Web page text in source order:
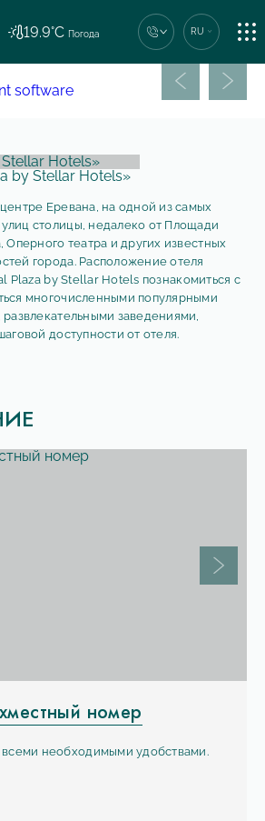
19.9°C Погода
Единый номер сети
+7 (862) 444-44-04
RU
Предыдущий
software
by Stellar Hotels»
Еревана, на одной из самых
столицы, недалеко от Площади
Оперного театра и других известных
города. Расположение отеля
Plaza by Stellar Hotels познакомиться с
многочисленными популярными
заведениями,
доступности от отеля.
номер
необходимыми удобствами.